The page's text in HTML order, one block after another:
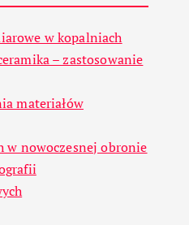
w kopalniach
– zastosowanie
materiałów
w nowoczesnej obronie